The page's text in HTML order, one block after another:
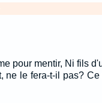
pour mentir, Ni fils
ne le fera-t-il pas?